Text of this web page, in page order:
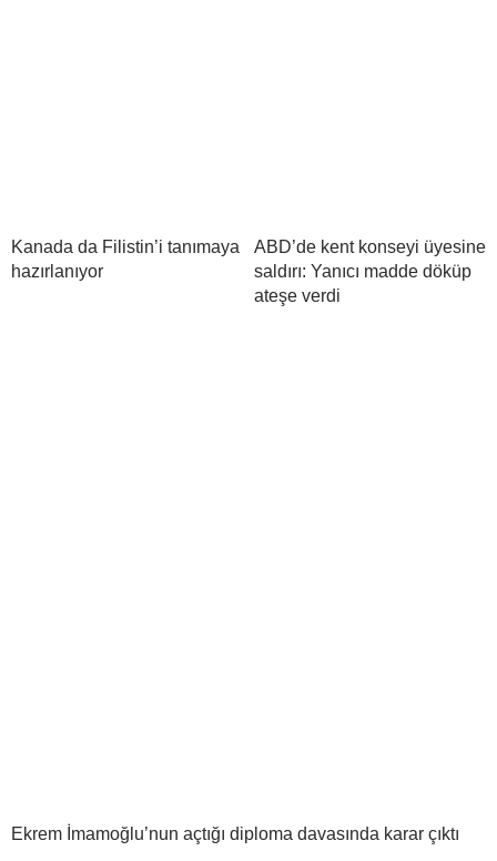
Kanada da Filistin’i tanımaya
hazırlanıyor
ABD’de kent konseyi üyesine
saldırı: Yanıcı madde döküp
ateşe verdi
Ekrem İmamoğlu’nun açtığı diploma davasında karar çıktı